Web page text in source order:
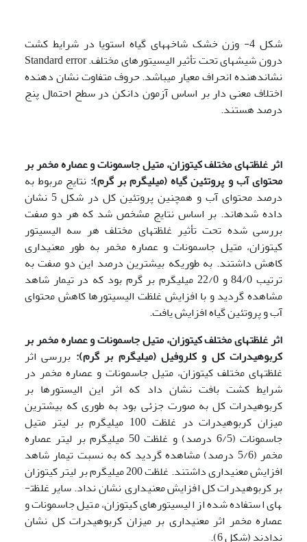
شکل 4- وزن خشک شاخه­های گیاه استویا در شرایط کشت
درون شیشه­ای تحت تأثیر الیسیتورهای مختلف. Standard error
نشان­دهنده انحراف معیار می­باشد. حروف متفاوت نشان دهنده
اختلاف معنی دار بر اساس آزمون دانکن در سطح احتمال پنج
درصد هستند.
اثر غلظت­های مختلف کیتوزان، متیل جاسمونات و عصاره مخمر بر
محتوای آب و پروتئین گیاه (میلی­گرم بر گرم): نتایج مربوط به
درصد محتوای آب و همچنین پروتئین کل در شکل 5 نشان
داده شده­اند. بر اساس نتایج مشخص شد که هر دو صفت
بررسی شده تحت تأثیر غلظت­های مختلف هر سه الیسیتور
کیتوزان، متیل جاسمونات و عصاره مخمر به طور معنی­داری
کاهش داشتند. به طوری­که بیشترین درصد این دو صفت به
ترتیب 84/0 و 22/0 میلی­گرم بر گرم بود که در تیمار شاهد
مشاهده گردید و با افزایش غلظت الیسیتورها کاهش محتوای
آب و پروتئین گیاه افزایش یافت.
اثر غلظت­های مختلف کیتوزان، متیل جاسمونات و عصاره مخمر بر
کربوهیدرات کل و کلروفیل (میلی­گرم بر گرم): بررسی اثر
غلظت­های مختلف کیتوزان، متیل جاسمونات و عصاره مخمر در
شرایط کشت بافت نشان داد که اثر این الیستورها بر
کربوهیدرات کل به صورت جزئی بود به طوری که بیشترین
میزان کربوهیدرات در غلظت 100 میلی­گرم بر لیتر متیل
جاسمونات (6/5 درصد) و غلظت 50 میلی­گرم بر لیتر عصاره
مخمر (5/6 درصد) مشاهده گردید که به نسبت تیمار شاهد
افزایش معنی­داری داشتند. غلظت 200 میلی­گرم بر لیتر کیتوزان
بر کربوهیدرات کل افزایش معنی­داری نشان نداد. سایر غلظت­
های استفاده شده از الیسیتورهای کیتوزان، متیل جاسمونات و
عصاره مخمر اثر معنی­داری بر میزان کربوهیدرات کل نشان
ندادند (شکل 6).